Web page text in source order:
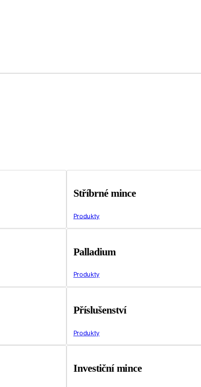
Stříbrné mince
Produkty
Palladium
Produkty
Příslušenství
Produkty
Investiční mince